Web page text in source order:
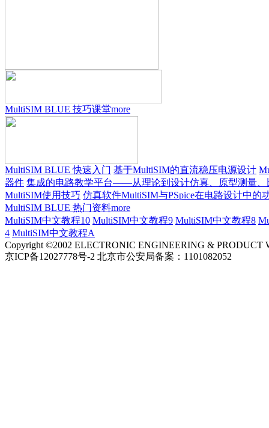
MultiSIM BLUE 技巧课堂more
MultiSIM BLUE 快速入门 基于MultiSIM的直流稳压电源设计
器件 集成的电路教学平台——从理论到设计仿真、原型测量、
MultiSIM使用技巧 仿真软件MultiSIM与PSpice在电路设计中的
MultiSIM BLUE 热门资料more
MultiSIM中文教程10 MultiSIM中文教程9 MultiSIM中文教程8
4 MultiSIM中文教程A
Copyright ©2002 ELECTRONIC ENGINEERING & PRODUCT
京ICP备12027778号-2 北京市公安局备案：1101082052